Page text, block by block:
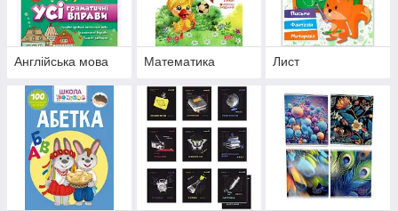
Англійська мова Математика Лист